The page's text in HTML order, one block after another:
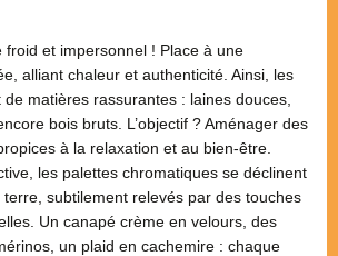
froid et impersonnel ! Place à une
alliant chaleur et authenticité. Ainsi, les
de matières rassurantes : laines douces,
bois bruts. L’objectif ? Aménager des
à la relaxation et au bien-être.
les palettes chromatiques se déclinent
subtilement relevés par des touches
Un canapé crème en velours, des
un plaid en cachemire : chaque